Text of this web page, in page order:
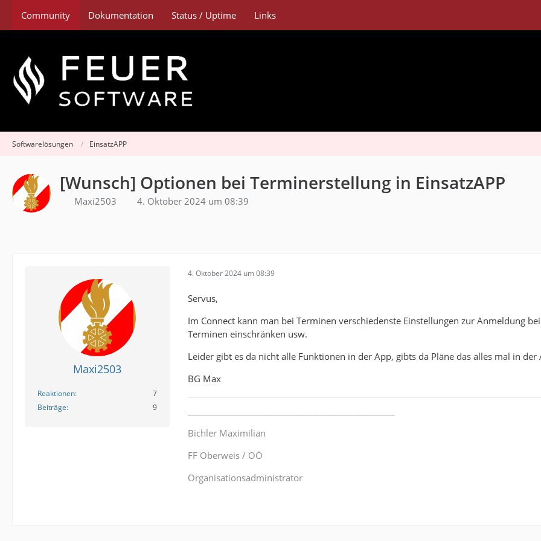
Community Dokumentation Status / Uptime Links
Softwarelösungen EinsatzAPP
[Wunsch] Optionen bei Terminerstellung in EinsatzAPP
Maxi2503 4. Oktober 2024 um 08:39
Maxi2503
Reaktionen
7
Beiträge
9
4. Oktober 2024 um 08:39
Servus,
Im Connect kann man bei Terminen verschiedenste Einstellungen zur Anmeldung
Terminen einschränken usw.
Leider gibt es da nicht alle Funktionen in der App, gibts da Pläne das alles mal in der
BG Max
Bichler Maximilian
FF Oberweis / OÖ
Organisationsadministrator